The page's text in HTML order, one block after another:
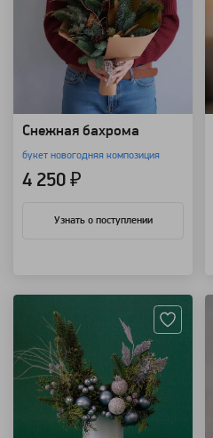
Снежная бахрома
букет новогодняя композиция
4 250 ₽
Узнать о поступлении